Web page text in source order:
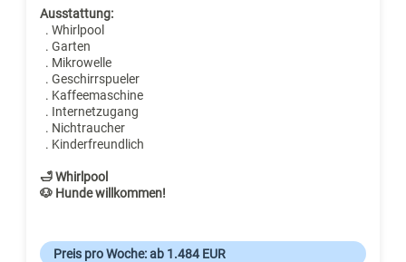
Ausstattung:
. Whirlpool
. Garten
. Mikrowelle
. Geschirrspueler
. Kaffeemaschine
. Internetzugang
. Nichtraucher
. Kinderfreundlich
🛁 Whirlpool
🐶 Hunde willkommen!
Preis pro Woche: ab 1.484 EUR